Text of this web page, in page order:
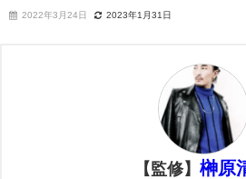
2022年3月24日 2023年1月31日
【監修】 榊原